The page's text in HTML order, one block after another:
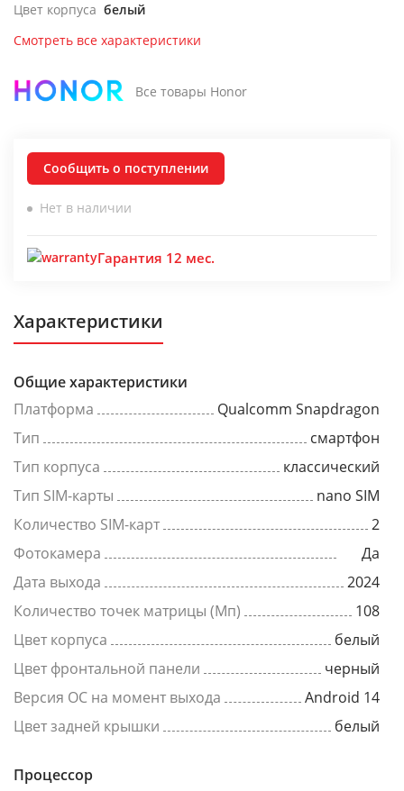
Цвет корпуса белый
Смотреть все характеристики
Все товары Honor
Сообщить о поступлении
Нет в наличии
Гарантия 12 мес.
Характеристики
Общие характеристики
Платформа
Qualcomm Snapdragon
Тип
смартфон
Тип корпуса
классический
Тип SIM-карты
nano SIM
Количество SIM-карт
2
Фотокамера
Да
Дата выхода
2024
Количество точек матрицы (Мп)
108
Цвет корпуса
белый
Цвет фронтальной панели
черный
Версия ОС на момент выхода
Android 14
Цвет задней крышки
белый
Процессор